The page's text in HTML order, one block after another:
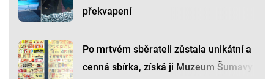
překvapení
Po mrtvém sběrateli zůstala unikátní a
cenná sbírka, získá ji Muzeum Šumavy